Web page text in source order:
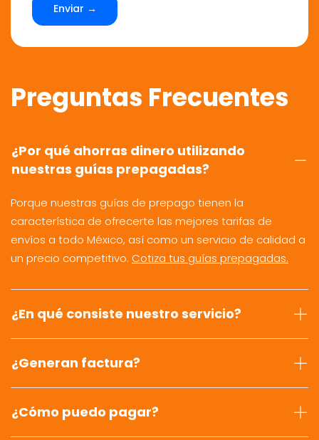
Enviar →
Preguntas Frecuentes
¿Por qué ahorras dinero utilizando
nuestras guías prepagadas?
Porque nuestras guías de prepago tienen la
característica de ofrecerte las mejores tarifas de
envíos a todo México, así como un servicio de calidad a
un precio competitivo. Cotiza tus guías prepagadas.
¿En qué consiste nuestro servicio?
¿Generan factura?
¿Cómo puedo pagar?